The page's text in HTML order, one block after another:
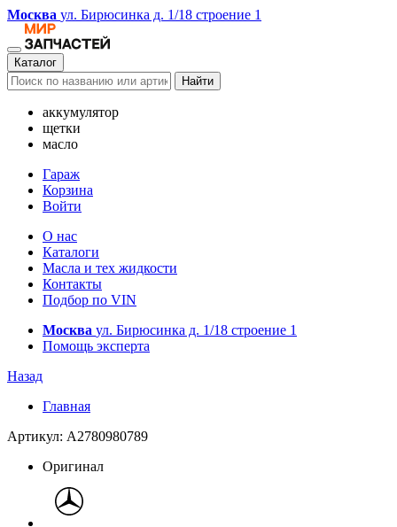
Москва ул. Бирюсинка д. 1/18 строение 1
Каталог
Найти
аккумулятор
щетки
масло
Гараж
Корзина
Войти
О нас
Каталоги
Масла и тех жидкости
Контакты
Подбор по VIN
Москва ул. Бирюсинка д. 1/18 строение 1
Помощь эксперта
Назад
Главная
Артикул: A2780980789
Оригинал